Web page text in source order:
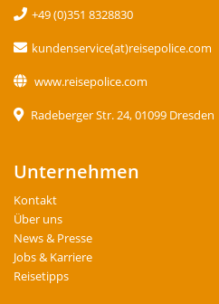
+49 (0)351 8328830
kundenservice(at)reisepolice.com
www.reisepolice.com
Radeberger Str. 24, 01099 Dresden
Unternehmen
Kontakt
Über uns
News & Presse
Jobs & Karriere
Reisetipps